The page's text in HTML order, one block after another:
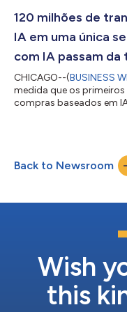
executivos, mesas
e interações
120 milhões de
IA em uma única
com IA passam da
CHICAGO--(BUSINESS
medida que os
compras baseados em
comércio: onde o
comércio por meio de
experimental para se
Back to Newsroom
Wish
this